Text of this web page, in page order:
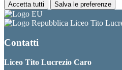
Accetta tutti Salva le preferenze
Liceo Tito
Contatti
Liceo Tito Lucrezio Caro